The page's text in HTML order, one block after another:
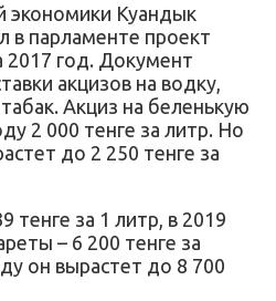
экономики Куандык
в парламенте проект
2017 год. Документ
акцизов на водку,
Акциз на беленькую
2 000 тенге за литр. Но
до 2 250 тенге за
тенге за 1 литр, в 2019
– 6 200 тенге за
он вырастет до 8 700